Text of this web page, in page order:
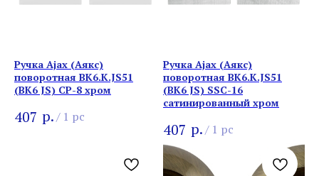
Ручка Ajax (Аякс)
поворотная BK6.K.JS51
(BK6 JS) CP-8 хром
407 р./ 1 pc
Ручка Ajax (Аякс)
поворотная BK6.K.JS51
(BK6 JS) SSC-16
сатинированный хром
407 р./ 1 pc